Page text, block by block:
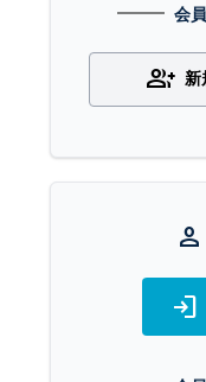
会
group_add 新
person
login